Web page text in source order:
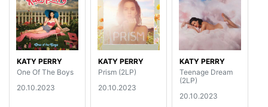
KATY PERRY
One Of The Boys
20.10.2023
KATY PERRY
Prism (2LP)
20.10.2023
KATY PERRY
Teenage Dream
(2LP)
20.10.2023